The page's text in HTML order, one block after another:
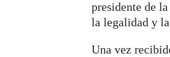
presidente de
la legalidad y
Una vez